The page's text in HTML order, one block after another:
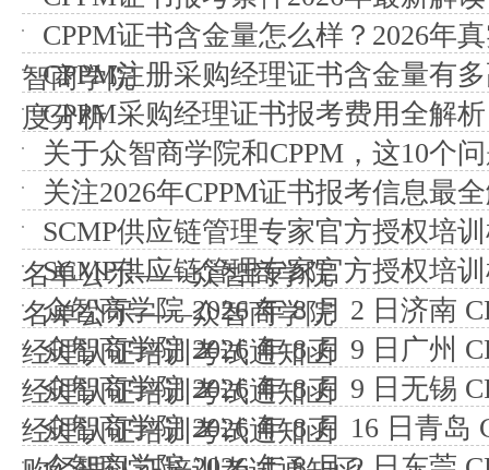
CPPM证书含金量怎么样？2026
智商学院
CPPM注册采购经理证书含金量有
度分析
CPPM采购经理证书报考费用全解
关于众智商学院和CPPM，这10个
关注2026年CPPM证书报考信息最
SCMP供应链管理专家官方授权培
名单公示——众智商学院
SCMP供应链管理专家官方授权培
名单公示——众智商学院
众智商学院 2026 年 8 月 2 日济南
经理认证培训考试通知函
众智商学院 2026 年 8 月 9 日广州
经理认证培训考试通知函
众智商学院 2026 年 8 月 9 日无锡
经理认证培训考试通知函
众智商学院 2026 年 8 月 16 日青岛